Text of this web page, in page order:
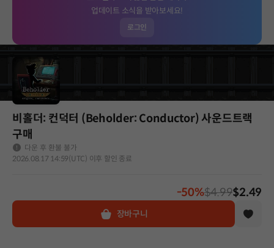
업데이트 소식을 받아보세요!
로그인
비홀더: 컨덕터 (Beholder: Conductor) 사운드트랙
구매
다운 후 환불 불가
2026.08.17 14:59(UTC) 이후 할인 종료
-50%$4.99$2.49
장바구니